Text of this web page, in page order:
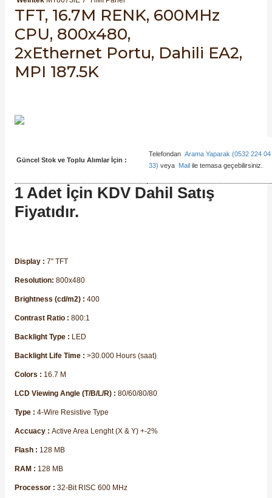
- UPS
Kesiciler
Yol Vericiler
Pako Şalterler
SIMATIC SAFETY
WinCC Unified Runtime Yazılımları
TFT, 16.7M RENK, 600MHz
CPU, 800x480,
2xEthernet Portu, Dahili EA2,
MPI 187.5K
Güncel Stok ve Toplu Alımlar İçin :
Telefondan Arama Yaparak (0532 224 04
33) veya Mail ile temasa geçebilirsiniz.
1 Adet İçin KDV Dahil Satış
Fiyatıdır.
Display : 7" TFT
Resolution: 800x480
Brightness (cd/m2) : 400
Contrast Ratio : 800:1
Backlight Type : LED
Backlight Life Time : >30.000 Hours (saat)
Colors : 16.7 M
LCD Viewing Angle (T/B/L/R) : 80/60/80/80
Type : 4-Wire Resistive Type
Accuacy : Active Area Lenght (X & Y) +-2%
Flash : 128 MB
RAM : 128 MB
Processor : 32-Bit RISC 600 MHz